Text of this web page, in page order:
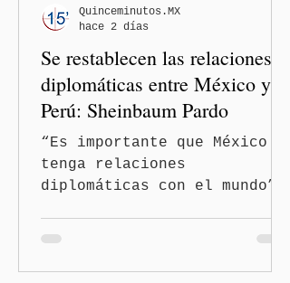
señalados como
discriminatorios hacia
hombres y personas adultas
mayores.
Se restablecen las relaciones
diplomáticas entre México y
Perú: Sheinbaum Pardo
“Es importante que México
tenga relaciones
diplomáticas con el mundo”,
Sheinbaum Pardo anunció el
Quinceminutos.MX
hace 2 días